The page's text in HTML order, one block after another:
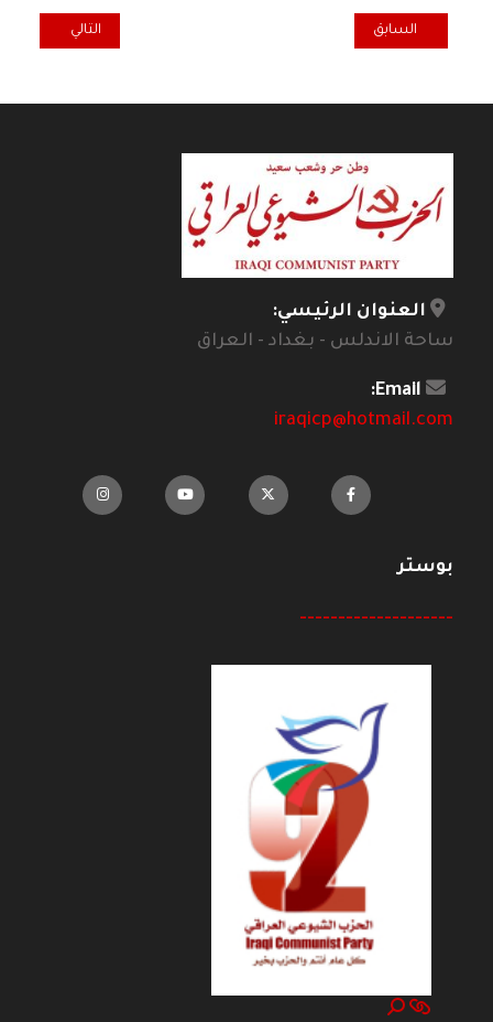
المقال السابق: الروائي بول أوستر: ترمب يشكل تهديداً خطيراً
السابق المقال التالي:
التالي
العنوان الرئيسي:
ساحة الاندلس - بغداد - العراق
Email:
iraqicp@hotmail.com
بوستر
--------------------